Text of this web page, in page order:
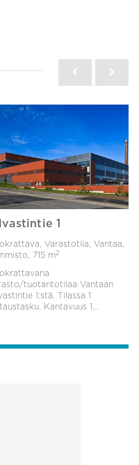
1
Varastotila, Vantaa,
715 m2
tuotantotilaa Vantaan
1:stä. Tilassa 1
Kantavuus 1...